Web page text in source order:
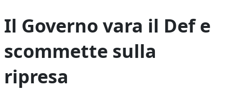
Il Governo vara il Def e
scommette sulla
ripresa